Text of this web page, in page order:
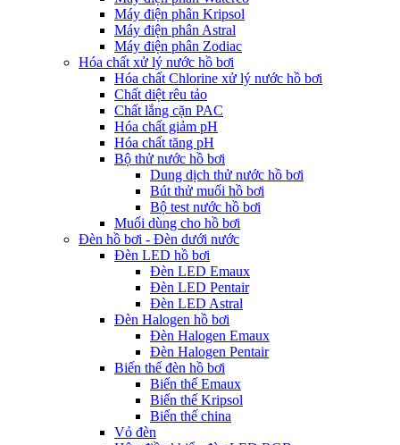
Máy điện phân Kripsol
Máy điện phân Astral
Máy điện phân Zodiac
Hóa chất xử lý nước hồ bơi
Hóa chất Chlorine xử lý nước hồ bơi
Chất diệt rêu tảo
Chất lắng cặn PAC
Hóa chất giảm pH
Hóa chất tăng pH
Bộ thử nước hồ bơi
Dung dịch thử nước hồ bơi
Bút thử muối hồ bơi
Bộ test nước hồ bơi
Muối dùng cho hồ bơi
Đèn hồ bơi - Đèn dưới nước
Đèn LED hồ bơi
Đèn LED Emaux
Đèn LED Pentair
Đèn LED Astral
Đèn Halogen hồ bơi
Đèn Halogen Emaux
Đèn Halogen Pentair
Biến thế đèn hồ bơi
Biến thế Emaux
Biến thế Kripsol
Biến thế china
Vỏ đèn